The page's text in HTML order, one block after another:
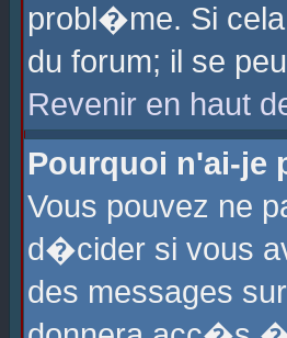
probl�me. Si
du forum; il se
Revenir en haut
Pourquoi n'ai-je
Vous pouvez ne
d�cider si vous
des messages